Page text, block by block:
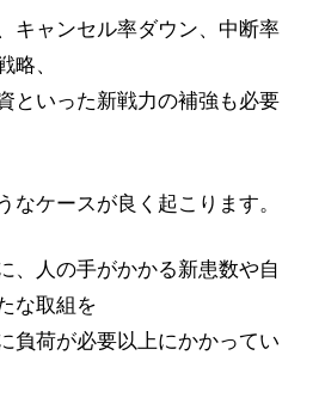
キャンセル率ダウン、中断率
略、
といった新戦力の補強も必要
なケースが良く起こります。
、人の手がかかる新患数や自
な取組を
負荷が必要以上にかかってい